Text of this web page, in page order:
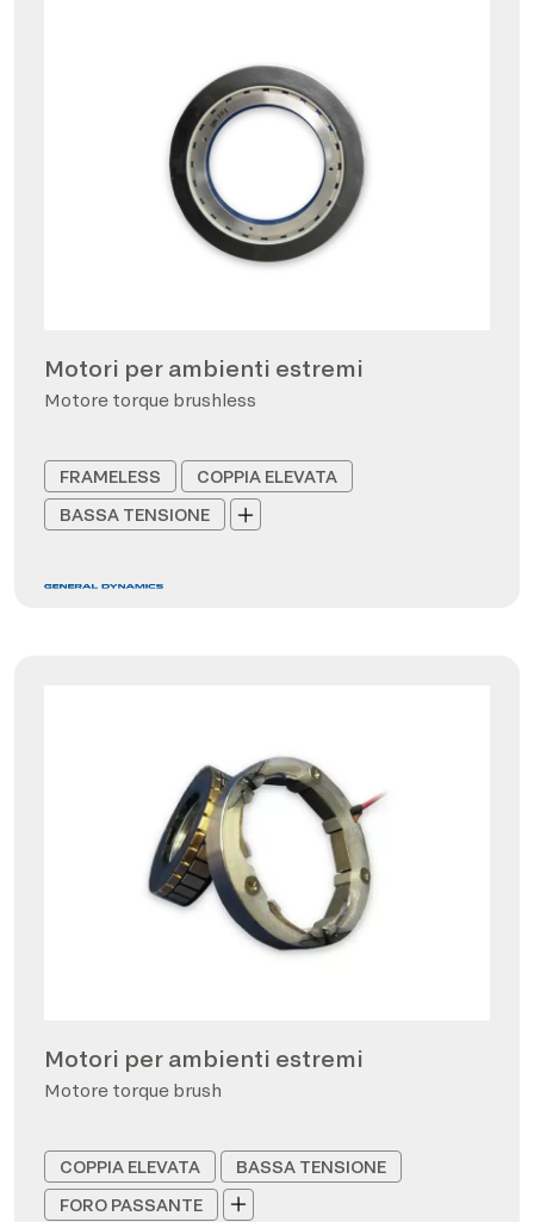
Motori per ambienti estremi
Motore torque brushless
FRAMELESS
COPPIA ELEVATA
BASSA TENSIONE
Motori per ambienti estremi
Motore torque brush
COPPIA ELEVATA
BASSA TENSIONE
FORO PASSANTE